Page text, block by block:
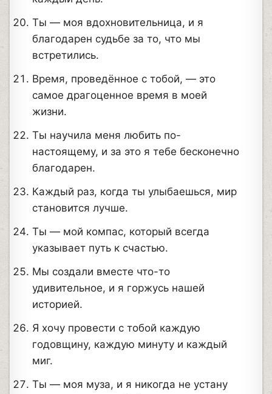
Ты — моя вдохновительница, и я
благодарен судьбе за то, что мы
встретились.
Время, проведённое с тобой, — это
самое драгоценное время в моей
жизни.
Ты научила меня любить по-
настоящему, и за это я тебе бесконечно
благодарен.
Каждый раз, когда ты улыбаешься, мир
становится лучше.
Ты — мой компас, который всегда
указывает путь к счастью.
Мы создали вместе что-то
удивительное, и я горжусь нашей
историей.
Я хочу провести с тобой каждую
годовщину, каждую минуту и каждый
миг.
Ты — моя муза, и я никогда не устану